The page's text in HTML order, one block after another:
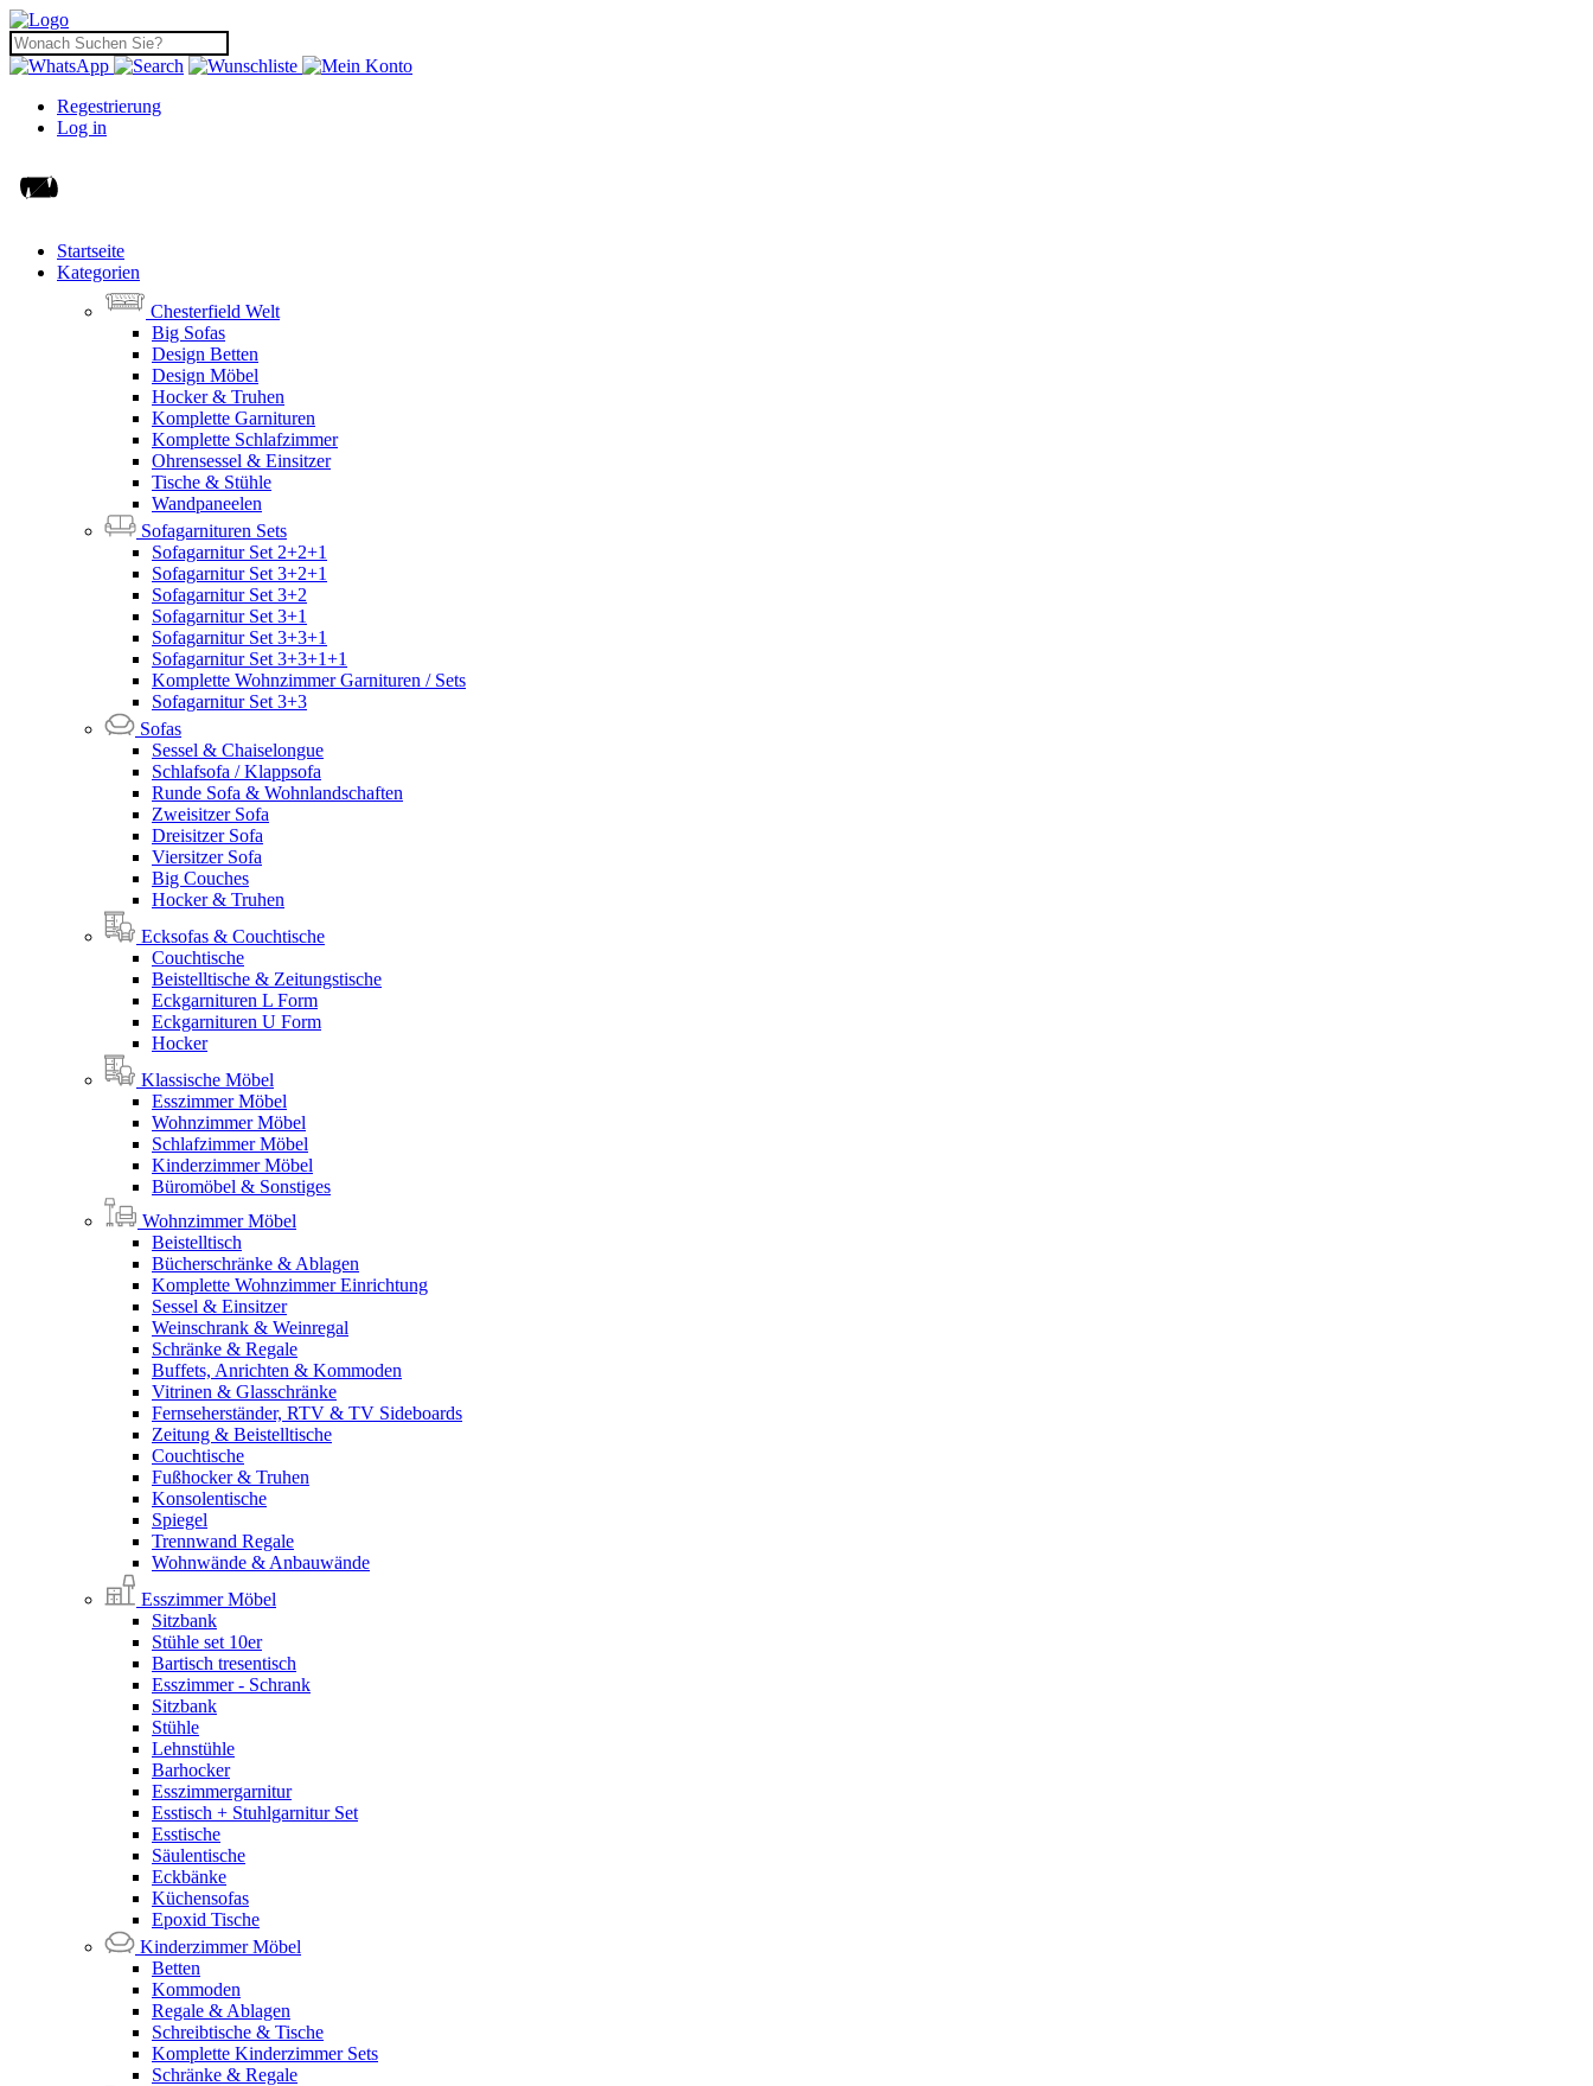
Regestrierung
Log in
Startseite
Kategorien
Chesterfield Welt
Big Sofas
Design Betten
Design Möbel
Hocker & Truhen
Komplette Garnituren
Komplette Schlafzimmer
Ohrensessel & Einsitzer
Tische & Stühle
Wandpaneelen
Sofagarnituren Sets
Sofagarnitur Set 2+2+1
Sofagarnitur Set 3+2+1
Sofagarnitur Set 3+2
Sofagarnitur Set 3+1
Sofagarnitur Set 3+3+1
Sofagarnitur Set 3+3+1+1
Komplette Wohnzimmer Garnituren / Sets
Sofagarnitur Set 3+3
Sofas
Sessel & Chaiselongue
Schlafsofa / Klappsofa
Runde Sofa & Wohnlandschaften
Zweisitzer Sofa
Dreisitzer Sofa
Viersitzer Sofa
Big Couches
Hocker & Truhen
Ecksofas & Couchtische
Couchtische
Beistelltische & Zeitungstische
Eckgarnituren L Form
Eckgarnituren U Form
Hocker
Klassische Möbel
Esszimmer Möbel
Wohnzimmer Möbel
Schlafzimmer Möbel
Kinderzimmer Möbel
Büromöbel & Sonstiges
Wohnzimmer Möbel
Beistelltisch
Bücherschränke & Ablagen
Komplette Wohnzimmer Einrichtung
Sessel & Einsitzer
Weinschrank & Weinregal
Schränke & Regale
Buffets, Anrichten & Kommoden
Vitrinen & Glasschränke
Fernseherständer, RTV & TV Sideboards
Zeitung & Beistelltische
Couchtische
Fußhocker & Truhen
Konsolentische
Spiegel
Trennwand Regale
Wohnwände & Anbauwände
Esszimmer Möbel
Sitzbank
Stühle set 10er
Bartisch tresentisch
Esszimmer - Schrank
Sitzbank
Stühle
Lehnstühle
Barhocker
Esszimmergarnitur
Esstisch + Stuhlgarnitur Set
Esstische
Säulentische
Eckbänke
Küchensofas
Epoxid Tische
Kinderzimmer Möbel
Betten
Kommoden
Regale & Ablagen
Schreibtische & Tische
Komplette Kinderzimmer Sets
Schränke & Regale